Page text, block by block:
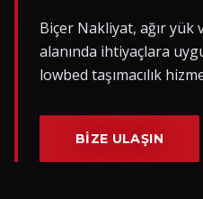
İletişim
Biçer Nakliyat, ağır yük
alanında ihtiyaçlara
lowbed taşımacılık
BIZE ULAŞIN